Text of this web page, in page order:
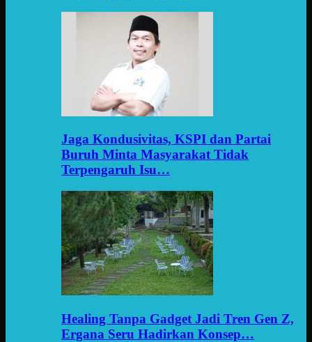
Jaga Kondusivitas, KSPI dan Partai
Buruh Minta Masyarakat Tidak
Terpengaruh Isu…
Healing Tanpa Gadget Jadi Tren Gen Z,
Ergana Seru Hadirkan Konsep…